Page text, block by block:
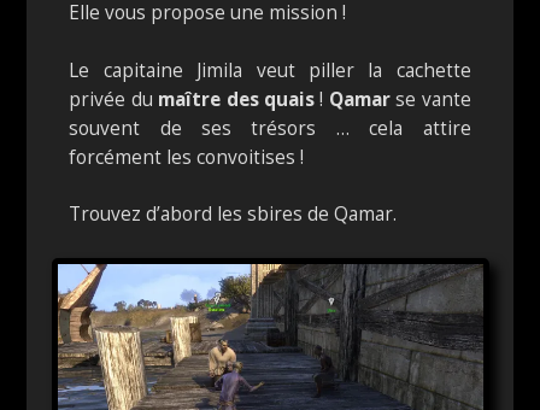
Elle vous propose une mission !
Le capitaine Jimila veut piller la cachette
privée du maître des quais! Qamarse vante
souvent de ses trésors … cela attire
forcément les convoitises !
Trouvez d’abord les sbires de Qamar.